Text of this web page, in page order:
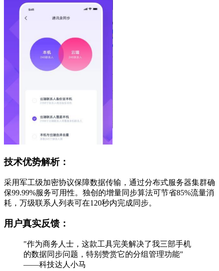
技术优势解析：
采用军工级加密协议保障数据传输，通过分布式服务器集群确
保99.99%服务可用性。独创的增量同步算法可节省85%流量消
耗，万级联系人列表可在120秒内完成同步。
用户真实反馈：
"作为商务人士，这款工具完美解决了我三部手机
的数据同步问题，特别赞赏它的分组管理功能"
——科技达人小马